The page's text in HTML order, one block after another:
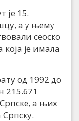
је 15.
а у њему
сеоско
је имала
од 1992 до
215.671
а њих